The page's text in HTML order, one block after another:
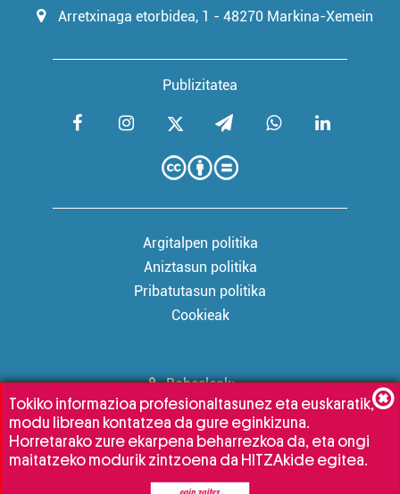
Arretxinaga etorbidea, 1 - 48270 Markina-Xemein
Publizitatea
Argitalpen politika
Aniztasun politika
Pribatutasun politika
Cookieak
Babesleak:
Tokiko informazioa profesionaltasunez eta euskaratik,
modu librean kontatzea da gure eginkizuna.
Horretarako zure ekarpena beharrezkoa da, eta ongi
maitatzeko modurik zintzoena da HITZAkide egitea.